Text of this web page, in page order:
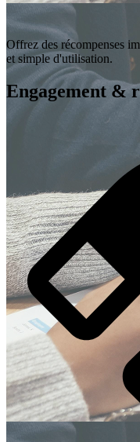
Offrez des récompenses
et simple d'utilisation.
Engagement &